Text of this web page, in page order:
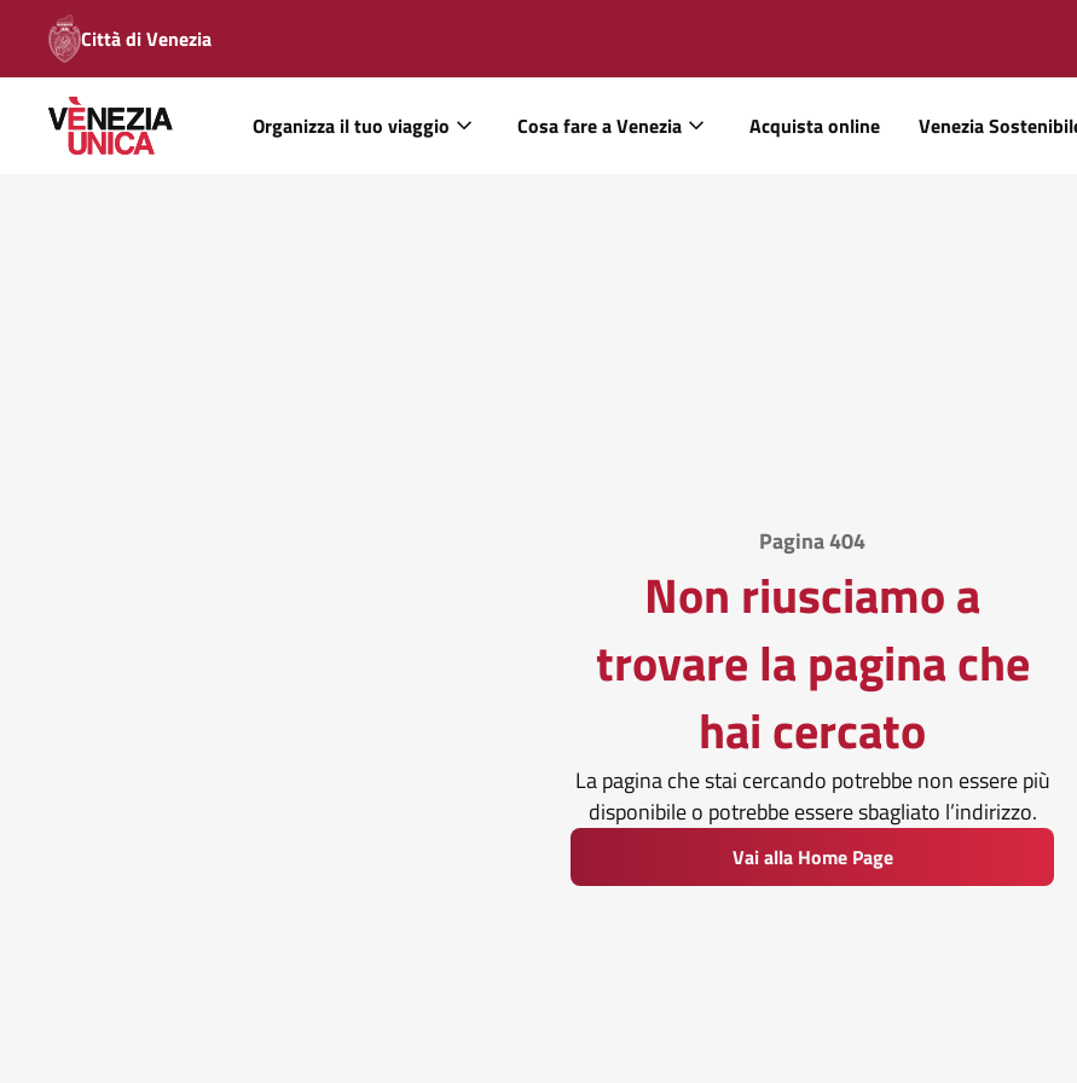
Città di Venezia
Organizza il tuo viaggio Cosa fare a Venezia Acquista online Venezia
Pagina 404
Non riusciamo a
trovare la pagina che
hai cercato
La pagina che stai cercando potrebbe non essere più
disponibile o potrebbe essere sbagliato l’indirizzo.
Vai alla Home Page